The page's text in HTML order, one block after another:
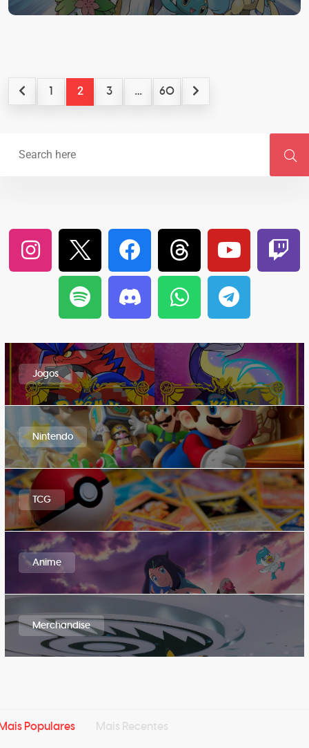
1 2 3 … 60
Jogos
Nintendo
TCG
Anime
Merchandise
Populares Mais Recentes